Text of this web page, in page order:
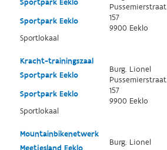
Sportpark Eeklo
Sportpark Eeklo
Sportlokaal
Pussemierstraat
157
9900 Eeklo
Kracht-trainingszaal
Sportpark Eeklo
Sportpark Eeklo
Sportlokaal
Burg. Lionel
Pussemierstraat
157
9900 Eeklo
Mountainbikenetwerk
Burg. Lionel